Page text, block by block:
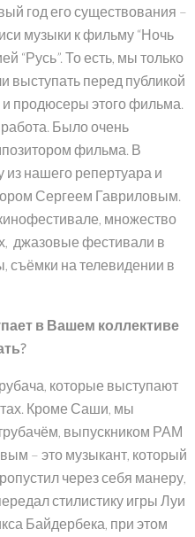
год его существования –
музыки к фильму “Ночь
“Русь”. То есть, мы только
выступать перед публикой
продюсеры этого фильма.
Было очень
фильма. В
нашего репертуара и
Сергеем Гавриловым.
множество
джазовые фестивали в
съёмки на телевидении в
в Вашем коллективе
которые выступают
Кроме Саши, мы
выпускником РАМ
– это музыкант, который
через себя манеру,
стилистику игры Луи
Байдербека, при этом